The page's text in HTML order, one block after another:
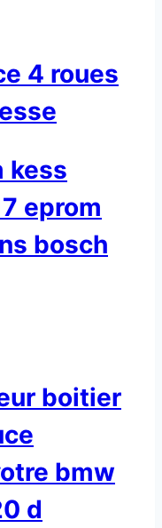
4 roues
kess
eprom
bosch
boitier
bmw
d